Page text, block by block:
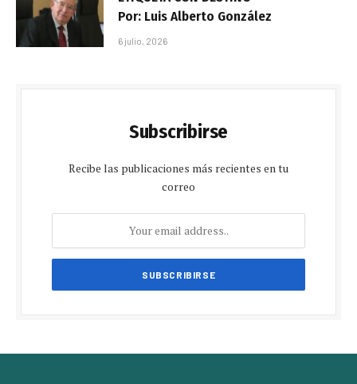
Por: Luis Alberto González
6 julio, 2026
Subscribirse
Recibe las publicaciones más recientes en tu
correo